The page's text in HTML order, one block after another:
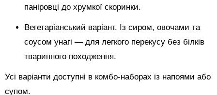
паніровці до хрумкої скоринки.
Вегетаріанський варіант. Із сиром, овочами та
соусом унагі — для легкого перекусу без білків
тваринного походження.
Усі варіанти доступні в комбо-наборах із напоями або
супом.